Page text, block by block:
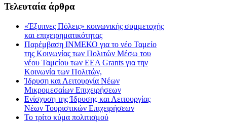
Τελευταία άρθρα
«Έξυπνες Πόλεις» κοινωνικής συμμετοχής
και επιχειρηματικότητας
Παρέμβαση ΙΝΜΕΚΟ για το νέο Ταμείο
της Κοινωνίας των Πολιτών Μέσω του
νέου Ταμείου των ΕΕΑ Grants για την
Κοινωνία των Πολιτών,
Ίδρυση και Λειτουργία Νέων
Μικρομεσαίων Επιχειρήσεων
Ενίσχυση της Ίδρυσης και Λειτουργίας
Νέων Τουριστικών Επιχειρήσεων
Το τρίτο κύμα πολιτισμού